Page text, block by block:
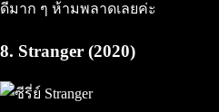
ดีมาก ๆ ห้ามพลาดเลยค่ะ
8. Stranger (2020)